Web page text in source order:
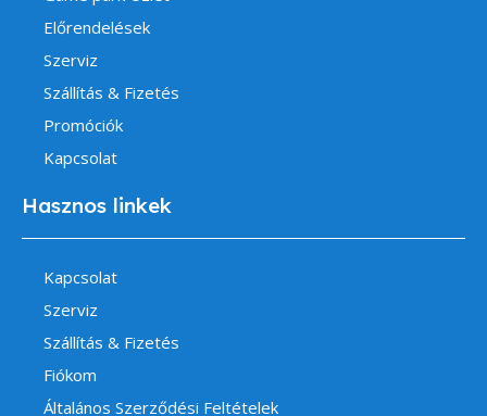
Előrendelések
Szerviz
Szállítás & Fizetés
Promóciók
Kapcsolat
Hasznos linkek
Kapcsolat
Szerviz
Szállítás & Fizetés
Fiókom
Általános Szerződési Feltételek